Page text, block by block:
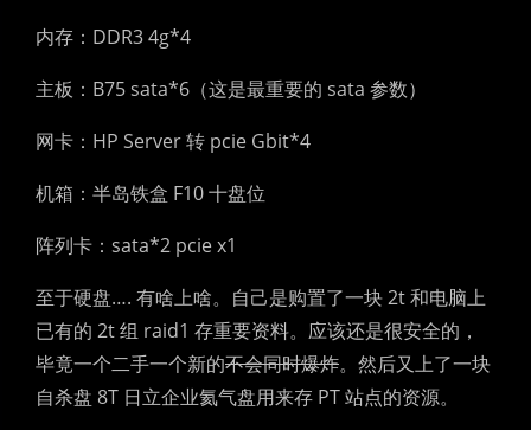
内存：DDR3 4g*4
主板：B75 sata*6（这是最重要的 sata 参数）
网卡：HP Server 转 pcie Gbit*4
机箱：半岛铁盒 F10 十盘位
阵列卡：sata*2 pcie x1
至于硬盘…. 有啥上啥。自己是购置了一块 2t 和电脑上
已有的 2t 组 raid1 存重要资料。应该还是很安全的，
毕竟一个二手一个新的不会同时爆炸。然后又上了一块
自杀盘 8T 日立企业氦气盘用来存 PT 站点的资源。